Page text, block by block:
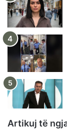
Artikuj të